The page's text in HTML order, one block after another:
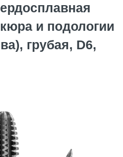
и подологии
грубая, D6,